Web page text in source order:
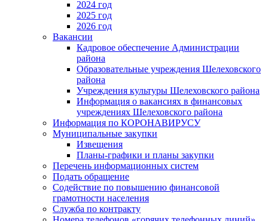
2024 год
2025 год
2026 год
Вакансии
Кадровое обеспечение Администрации
района
Образовательные учреждения Шелеховского
района
Учреждения культуры Шелеховского района
Информация о вакансиях в финансовых
учреждениях Шелеховского района
Информация по КОРОНАВИРУСУ
Муниципальные закупки
Извещения
Планы-графики и планы закупки
Перечень информационных систем
Подать обращение
Содействие по повышению финансовой
грамотности населения
Служба по контракту